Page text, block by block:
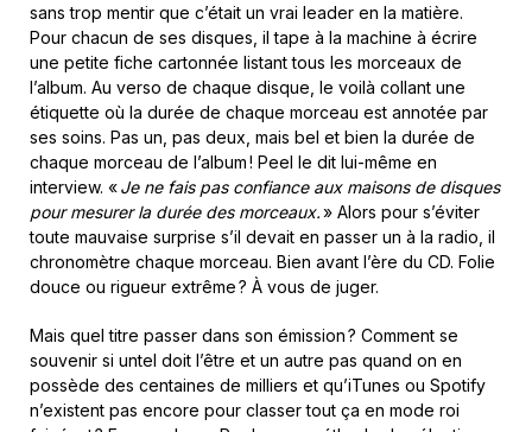
sans trop mentir que c’était un vrai leader en la matière.
Pour chacun de ses disques, il tape à la machine à écrire
une petite fiche cartonnée listant tous les morceaux de
l’album. Au verso de chaque disque, le voilà collant une
étiquette où la durée de chaque morceau est annotée par
ses soins. Pas un, pas deux, mais bel et bien la durée de
chaque morceau de l’album ! Peel le dit lui-même en
interview. «Je ne fais pas confiance aux maisons de disques
pour mesurer la durée des morceaux.» Alors pour s’éviter
toute mauvaise surprise s’il devait en passer un à la radio, il
chronomètre chaque morceau. Bien avant l’ère du CD. Folie
douce ou rigueur extrême ? À vous de juger.
Mais quel titre passer dans son émission ? Comment se
souvenir si untel doit l’être et un autre pas quand on en
possède des centaines de milliers et qu’iTunes ou Spotify
n’existent pas encore pour classer tout ça en mode roi